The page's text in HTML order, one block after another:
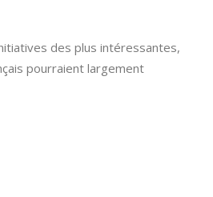
des plus intéressantes,
pourraient largement